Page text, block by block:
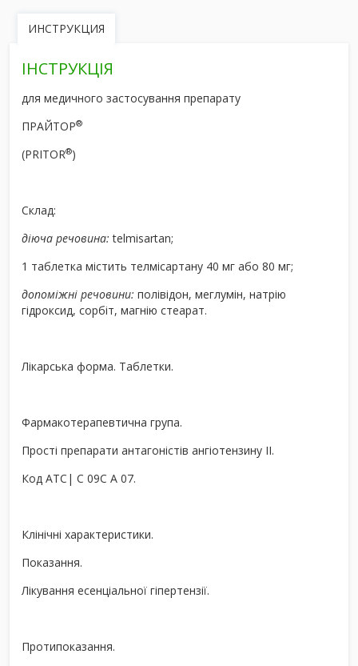
ИНСТРУКЦИЯ
ІНСТРУКЦІЯ
для медичного застосування препарату
ПРАЙТОР®
(PRITOR®)
Склад:
діюча речовина:telmisartan;
1 таблетка містить телмісартану 40 мг або 80 мг;
допоміжні речовини: полівідон, меглумін, натрію
гідроксид, сорбіт, магнію стеарат.
Лікарська форма. Таблетки.
Фармакотерапевтична група.
Прості препарати антагоністів ангіотензину ІІ.
Код АТС| С 09С А 07.
Клінічні характеристики.
Показання.
Лікування есенціальної гіпертензії.
Протипоказання.